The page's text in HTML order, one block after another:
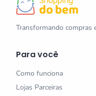
Transformando compras
Para você
Como funciona
Lojas Parceiras